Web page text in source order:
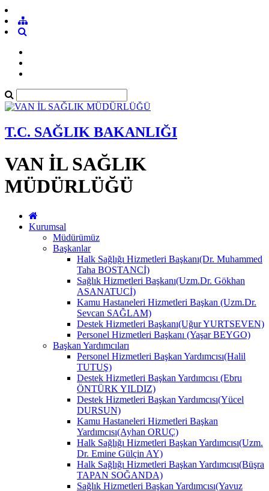
T.C. SAĞLIK BAKANLIĞI
VAN İL SAĞLIK
MÜDÜRLÜĞÜ
Kurumsal
Müdürümüz
Başkanlar
Halk Sağlığı Hizmetleri Başkanı(Dr. Muhammed
Taha BOSTANCİ)
Sağlık Hizmetleri Başkanı(Uzm.Dr. Gökhan
ASANATUCİ)
Kamu Hastaneleri Hizmetleri Başkan (Uzm.Dr.
Sevcan SAĞLAM)
Destek Hizmetleri Başkanı(Uğur YURTSEVEN)
Personel Hizmetleri Başkanı (Yaşar BEYGO)
Başkan Yardımcıları
Personel Hizmetleri Başkan Yardımcısı(Halil
TUTUŞ)
Destek Hizmetleri Başkan Yardımcısı (Ebru
ÖNTÜRK YILDIZ)
Destek Hizmetleri Başkan Yardımcısı(Yücel
DURSUN)
Kamu Hastaneleri Hizmetleri Başkan
Yardımcısı(Ayhan ORUÇ)
Halk Sağlığı Hizmetleri Başkan Yardımcısı(Uzm.
Dr. Emine Gülçin AY)
Halk Sağlığı Hizmetleri Başkan Yardımcısı(Büşra
TAPAN SOĞANDA)
Sağlık Hizmetleri Başkan Yardımcısı(Yavuz